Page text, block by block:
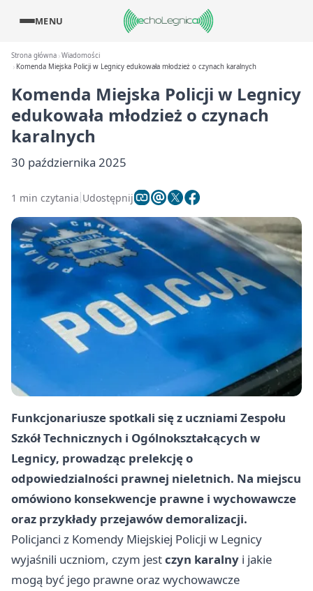
MENU
Strona główna Wiadomości
Komenda Miejska Policji w Legnicy edukowała młodzież o czynach karalnych
Komenda Miejska Policji w Legnicy
edukowała młodzież o czynach
karalnych
30 października 2025
1 min czytania Udostępnij
Funkcjonariusze spotkali się z uczniami Zespołu
Szkół Technicznych i Ogólnokształcących w
Legnicy, prowadząc prelekcję o
odpowiedzialności prawnej nieletnich. Na miejscu
omówiono konsekwencje prawne i wychowawcze
oraz przykłady przejawów demoralizacji.
Policjanci z Komendy Miejskiej Policji w Legnicy
wyjaśnili uczniom, czym jestczyn karalny i jakie
mogą być jego prawne oraz wychowawcze